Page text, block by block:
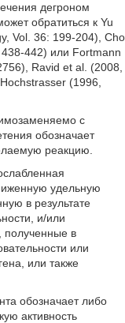
дегроном
обратиться к Yu
Vol. 36: 199-204), Cho
442) или Fortmann
Ravid et al. (2008,
(1996,
с
обозначает
реакцию.
удельную
в результате
и/или
полученные в
или
или также
обозначает либо
активность